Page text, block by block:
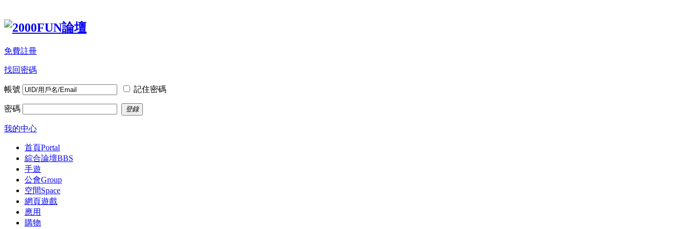
免費註冊
找回密碼
帳號 記住密碼
密碼 登錄
我的中心
首頁Portal
綜合論壇BBS
手遊
公會Group
空間Space
網頁遊戲
應用
購物